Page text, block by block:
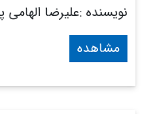
نویسنده :علیرضا الهامی
مشاهده